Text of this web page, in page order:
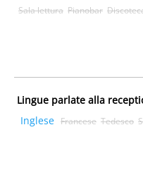
Sala lettura Pianobar
Lingue parlate alla
Inglese Francese Tedesco